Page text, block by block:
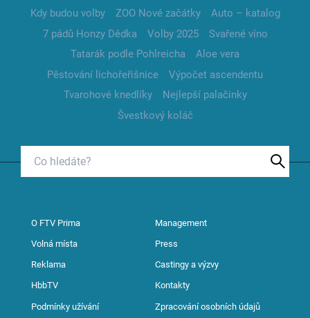
Kdy budou volby
ZOO Nové začátky
Auto – katalog
7 pádů Honzy Dědka
Volby 2025
Svařené víno
Tatarák podle Pohlreicha
Aloe vera
Pěstování lichořeřišnice
Výpočet ascendentu
Tvarohové knedlíky
Nejlepší palačinky
Švestkový koláč
O FTV Prima Management
Volná místa Press
Reklama Castingy a výzvy
HbbTV Kontakty
Podmínky užívání Zpracování osobních údajů